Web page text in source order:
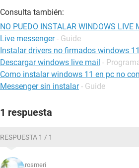
Consulta también:
NO PUEDO INSTALAR WINDOWS LIVE
Live messenger - Guide
Instalar drivers no firmados windows 11
Descargar windows live mail -
Como instalar windows 11 en pc no
Messenger sin instalar - Guide
1 respuesta
RESPUESTA 1 / 1
rosmeri